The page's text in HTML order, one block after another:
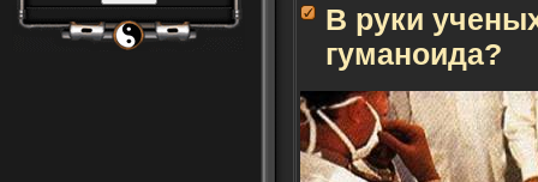
В руки
гуманоида?